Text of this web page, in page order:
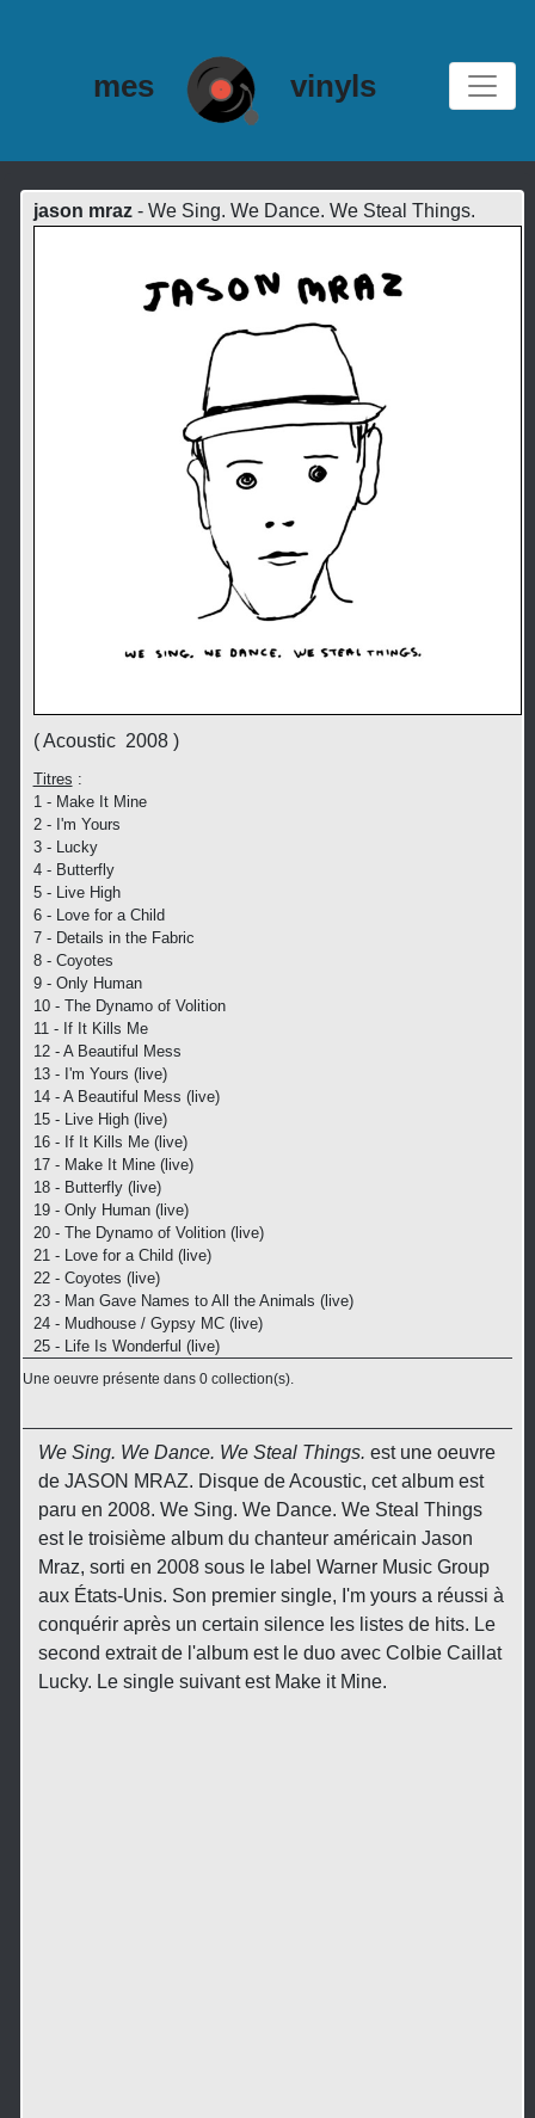
mes vinyls
jason mraz- We Sing. We Dance. We Steal Things.
( Acoustic 2008 )
Titres :
1 - Make It Mine
2 - I'm Yours
3 - Lucky
4 - Butterfly
5 - Live High
6 - Love for a Child
7 - Details in the Fabric
8 - Coyotes
9 - Only Human
10 - The Dynamo of Volition
11 - If It Kills Me
12 - A Beautiful Mess
13 - I'm Yours (live)
14 - A Beautiful Mess (live)
15 - Live High (live)
16 - If It Kills Me (live)
17 - Make It Mine (live)
18 - Butterfly (live)
19 - Only Human (live)
20 - The Dynamo of Volition (live)
21 - Love for a Child (live)
22 - Coyotes (live)
23 - Man Gave Names to All the Animals (live)
24 - Mudhouse / Gypsy MC (live)
25 - Life Is Wonderful (live)
Une oeuvre présente dans 0 collection(s).
We Sing. We Dance. We Steal Things. est une oeuvre
de JASON MRAZ. Disque de Acoustic, cet album est
paru en 2008. We Sing. We Dance. We Steal Things
est le troisième album du chanteur américain Jason
Mraz, sorti en 2008 sous le label Warner Music Group
aux États-Unis. Son premier single, I'm yours a réussi à
conquérir après un certain silence les listes de hits. Le
second extrait de l'album est le duo avec Colbie Caillat
Lucky. Le single suivant est Make it Mine.